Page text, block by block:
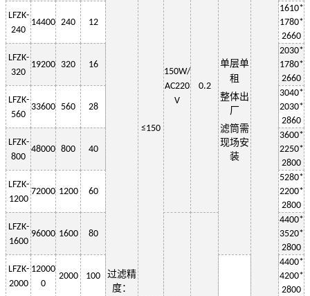
过滤精
度：
≤150
150W/
AC220
V
0.2
单层单
租
整体出
厂
滤筒需
现场安
装
LFZK-
240
14400 240 12
1610*
1780*
2660
LFZK-
320
19200 320 16
2030*
1780*
2660
LFZK-
560
33600 560 28
3040*
2030*
2860
LFZK-
800
48000 800 40
3600*
2250*
2800
LFZK-
1200
72000 1200 60
5280*
2200*
2800
LFZK-
1600
96000 1600 80
4400*
3520*
2800
LFZK-
2000
12000
0
2000 100
4400*
4200*
2800